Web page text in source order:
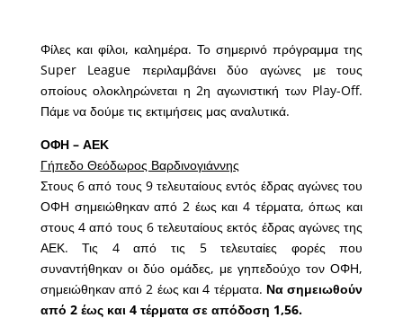
Φίλες και φίλοι, καλημέρα. Το σημερινό πρόγραμμα της
Super League περιλαμβάνει δύο αγώνες με τους
οποίους ολοκληρώνεται η 2η αγωνιστική των Play-Off.
Πάμε να δούμε τις εκτιμήσεις μας αναλυτικά.
ΟΦΗ – ΑΕΚ
Γήπεδο Θεόδωρος Βαρδινογιάννης
Στους 6 από τους 9 τελευταίους εντός έδρας αγώνες του
ΟΦΗ σημειώθηκαν από 2 έως και 4 τέρματα, όπως και
στους 4 από τους 6 τελευταίους εκτός έδρας αγώνες της
ΑΕΚ. Τις 4 από τις 5 τελευταίες φορές που
συναντήθηκαν οι δύο ομάδες, με γηπεδούχο τον ΟΦΗ,
σημειώθηκαν από 2 έως και 4 τέρματα. Να σημειωθούν
από 2 έως και 4 τέρματα σε απόδοση 1,56.